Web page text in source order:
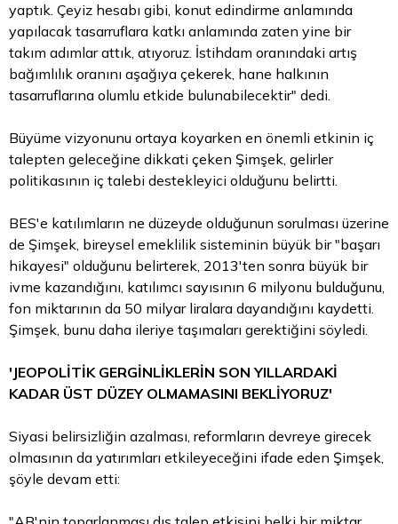
yaptık. Çeyiz hesabı gibi, konut edindirme anlamında
yapılacak tasarruflara katkı anlamında zaten yine bir
takım adımlar attık, atıyoruz. İstihdam oranındaki artış
bağımlılık oranını aşağıya çekerek, hane halkının
tasarruflarına olumlu etkide bulunabilecektir" dedi.
Büyüme vizyonunu ortaya koyarken en önemli etkinin iç
talepten geleceğine dikkati çeken Şimşek, gelirler
politikasının iç talebi destekleyici olduğunu belirtti.
BES'e katılımların ne düzeyde olduğunun sorulması üzerine
de Şimşek, bireysel emeklilik sisteminin büyük bir "başarı
hikayesi" olduğunu belirterek, 2013'ten sonra büyük bir
ivme kazandığını, katılımcı sayısının 6 milyonu bulduğunu,
fon miktarının da 50 milyar liralara dayandığını kaydetti.
Şimşek, bunu daha ileriye taşımaları gerektiğini söyledi.
'JEOPOLİTİK GERGİNLİKLERİN SON YILLARDAKİ
KADAR ÜST DÜZEY OLMAMASINI BEKLİYORUZ'
Siyasi belirsizliğin azalması, reformların devreye girecek
olmasının da yatırımları etkileyeceğini ifade eden Şimşek,
şöyle devam etti: